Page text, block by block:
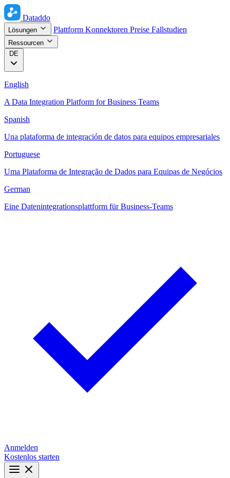
Dataddo
Lösungen Plattform Konnektoren Preise Fallstudien
Ressourcen
DE
English
A Data Integration Platform for Business Teams
Spanish
Una plataforma de integración de datos para equipos empresariales
Portuguese
Uma Plataforma de Integração de Dados para Equipas de Negócios
German
Eine Datenintegrationsplattform für Business-Teams
Anmelden
Kostenlos starten